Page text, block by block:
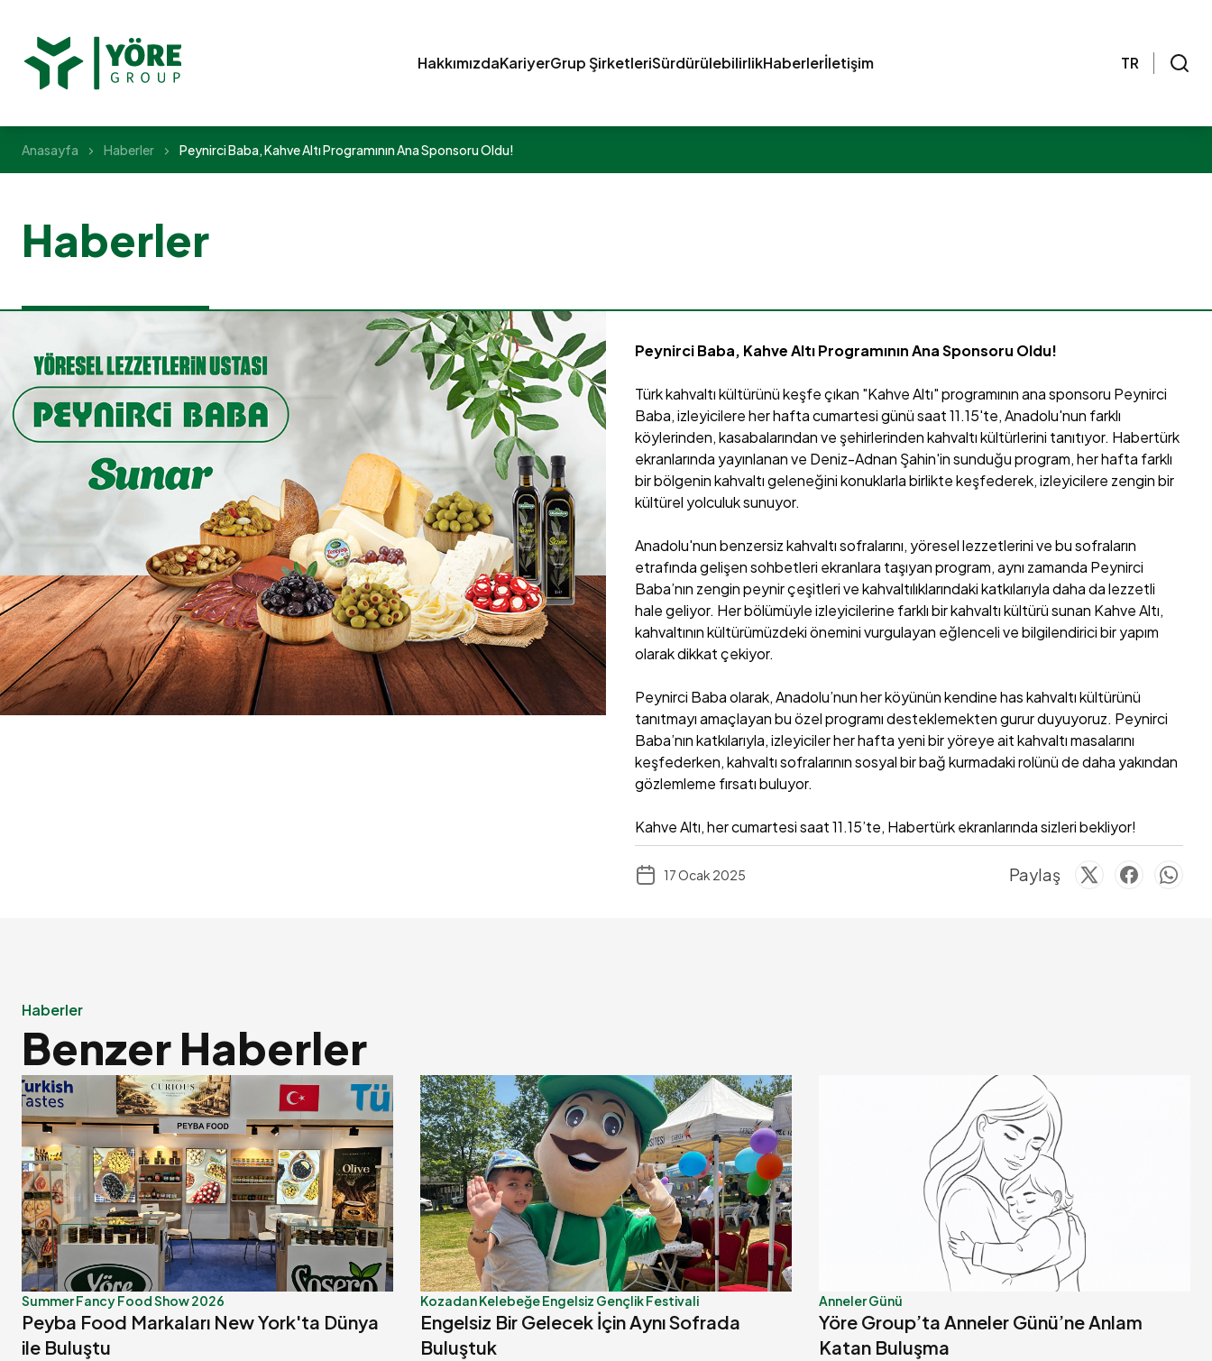
HakkımızdaKariyerGrup ŞirketleriSürdürülebilirlikHaberlerİletişim TR
Anasayfa Haberler Peynirci Baba, Kahve Altı Programının Ana Sponsoru Oldu!
Haberler
Peynirci Baba, Kahve Altı Programının Ana Sponsoru Oldu!
Türk kahvaltı kültürünü keşfe çıkan "Kahve Altı" programının ana sponsoru Peynirci
Baba, izleyicilere her hafta cumartesi günü saat 11.15'te, Anadolu'nun farklı
köylerinden, kasabalarından ve şehirlerinden kahvaltı kültürlerini tanıtıyor. Habertürk
ekranlarında yayınlanan ve Deniz-Adnan Şahin'in sunduğu program, her hafta farklı
bir bölgenin kahvaltı geleneğini konuklarla birlikte keşfederek, izleyicilere zengin bir
kültürel yolculuk sunuyor.
Anadolu'nun benzersiz kahvaltı sofralarını, yöresel lezzetlerini ve bu sofraların
etrafında gelişen sohbetleri ekranlara taşıyan program, aynı zamanda Peynirci
Baba’nın zengin peynir çeşitleri ve kahvaltılıklarındaki katkılarıyla daha da lezzetli
hale geliyor. Her bölümüyle izleyicilerine farklı bir kahvaltı kültürü sunan Kahve Altı,
kahvaltının kültürümüzdeki önemini vurgulayan eğlenceli ve bilgilendirici bir yapım
olarak dikkat çekiyor.
Peynirci Baba olarak, Anadolu’nun her köyünün kendine has kahvaltı kültürünü
tanıtmayı amaçlayan bu özel programı desteklemekten gurur duyuyoruz. Peynirci
Baba’nın katkılarıyla, izleyiciler her hafta yeni bir yöreye ait kahvaltı masalarını
keşfederken, kahvaltı sofralarının sosyal bir bağ kurmadaki rolünü de daha yakından
gözlemleme fırsatı buluyor.
Kahve Altı, her cumartesi saat 11.15’te, Habertürk ekranlarında sizleri bekliyor!
17 Ocak 2025 Paylaş
Haberler
Benzer Haberler
Summer Fancy Food Show 2026
Peyba Food Markaları New York'ta Dünya
ile Buluştu
Kozadan Kelebeğe Engelsiz Gençlik Festivali
Engelsiz Bir Gelecek İçin Aynı Sofrada
Buluştuk
Anneler Günü
Yöre Group’ta Anneler Günü’ne Anlam
Katan Buluşma